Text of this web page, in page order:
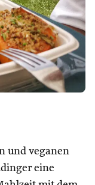
und veganen
eine